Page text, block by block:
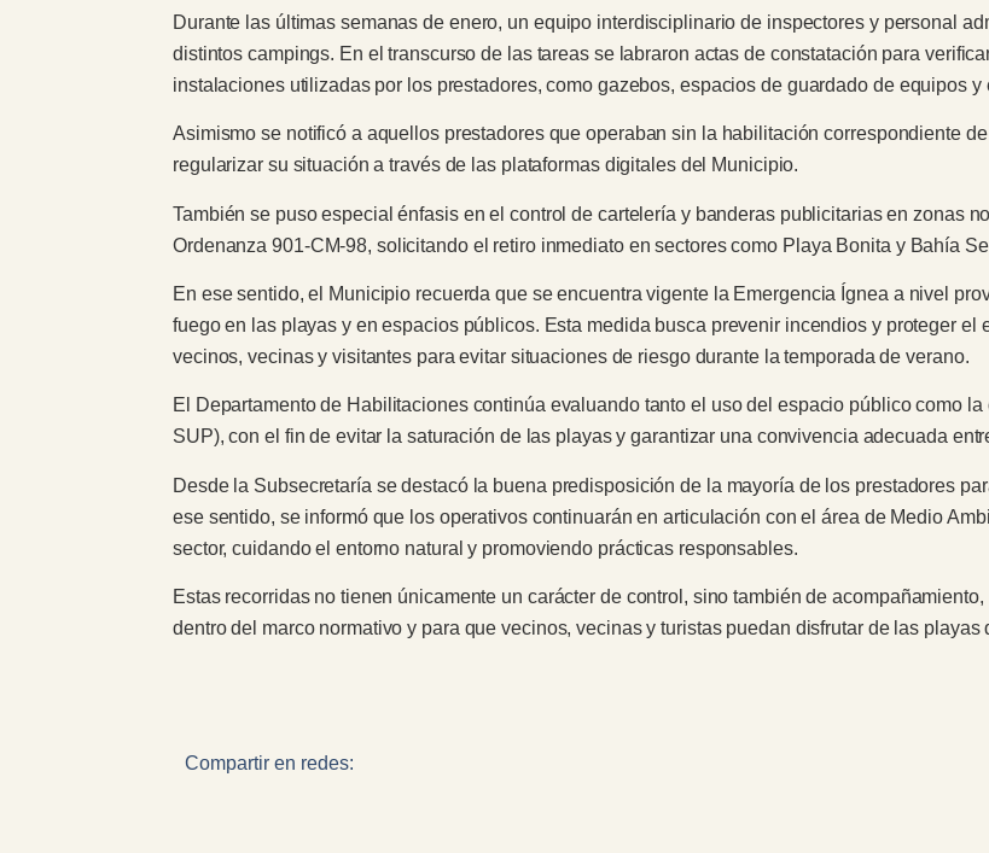
Durante las últimas semanas de enero, un equipo interdisciplinario de inspectores y personal
distintos campings. En el transcurso de las tareas se labraron actas de constatación para
instalaciones utilizadas por los prestadores, como gazebos, espacios de guardado de equipos y
Asimismo se notificó a aquellos prestadores que operaban sin la habilitación correspondiente
regularizar su situación a través de las plataformas digitales del Municipio.
También se puso especial énfasis en el control de cartelería y banderas publicitarias en zonas
Ordenanza 901-CM-98, solicitando el retiro inmediato en sectores como Playa Bonita y Bahía
En ese sentido, el Municipio recuerda que se encuentra vigente la Emergencia Ígnea a nivel
fuego en las playas y en espacios públicos. Esta medida busca prevenir incendios y proteger
vecinos, vecinas y visitantes para evitar situaciones de riesgo durante la temporada de verano.
El Departamento de Habilitaciones continúa evaluando tanto el uso del espacio público como
SUP), con el fin de evitar la saturación de las playas y garantizar una convivencia adecuada
Desde la Subsecretaría se destacó la buena predisposición de la mayoría de los prestadores
ese sentido, se informó que los operativos continuarán en articulación con el área de Medio
sector, cuidando el entorno natural y promoviendo prácticas responsables.
Estas recorridas no tienen únicamente un carácter de control, sino también de
dentro del marco normativo y para que vecinos, vecinas y turistas puedan disfrutar de las
Compartir en redes: